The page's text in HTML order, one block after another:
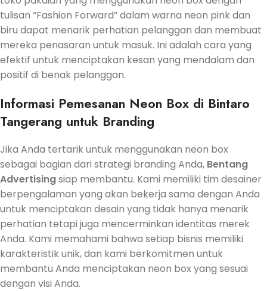
tulisan “Fashion Forward” dalam warna neon pink dan
biru dapat menarik perhatian pelanggan dan membuat
mereka penasaran untuk masuk. Ini adalah cara yang
efektif untuk menciptakan kesan yang mendalam dan
positif di benak pelanggan.
Informasi Pemesanan Neon Box di Bintaro
Tangerang untuk Branding
Jika Anda tertarik untuk menggunakan neon box
sebagai bagian dari strategi branding Anda, Bentang
Advertisingsiap membantu. Kami memiliki tim desainer
berpengalaman yang akan bekerja sama dengan Anda
untuk menciptakan desain yang tidak hanya menarik
perhatian tetapi juga mencerminkan identitas merek
Anda. Kami memahami bahwa setiap bisnis memiliki
karakteristik unik, dan kami berkomitmen untuk
membantu Anda menciptakan neon box yang sesuai
dengan visi Anda.